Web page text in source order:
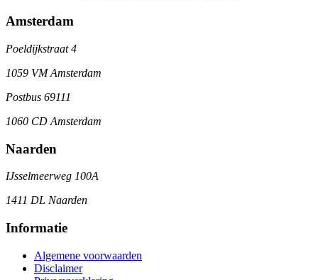
Amsterdam
Poeldijkstraat 4
1059 VM Amsterdam
Postbus 69111
1060 CD Amsterdam
Naarden
IJsselmeerweg 100A
1411 DL Naarden
Informatie
Algemene voorwaarden
Disclaimer